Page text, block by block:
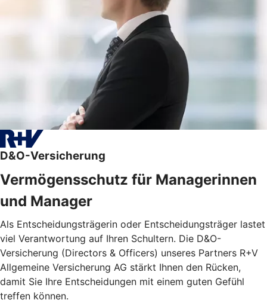
D&O-Versicherung
Vermögensschutz für Managerinnen
und Manager
Als Entscheidungsträgerin oder Entscheidungsträger lastet
viel Verantwortung auf Ihren Schultern. Die D&O-
Versicherung (Directors & Officers) unseres Partners R+V
Allgemeine Versicherung AG stärkt Ihnen den Rücken,
damit Sie Ihre Entscheidungen mit einem guten Gefühl
treffen können.